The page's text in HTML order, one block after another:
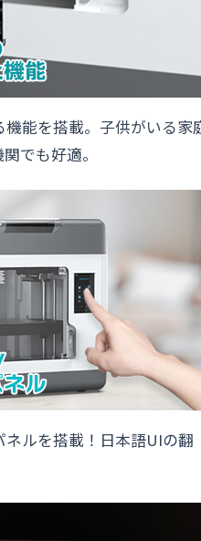
能を搭載。子供がいる家
でも好適。
ルを搭載！日本語UIの翻